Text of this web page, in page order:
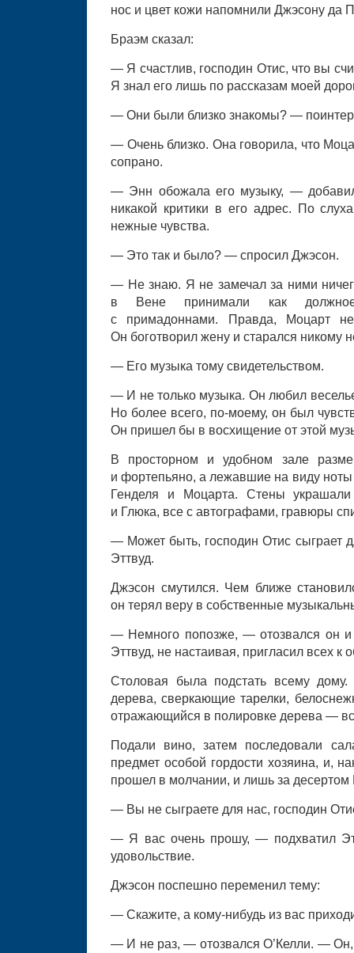
нос и цвет кожи напомнили Джэсону да
Браэм сказал:
— Я счастлив, господин Отис, что вы
Я знал его лишь по рассказам моей
— Они были близко знакомы? —
— Очень близко. Она говорила, что
сопрано.
— Энн обожала его музыку, —
никакой критики в его адрес. По
нежные чувства.
— Это так и было? — спросил Джэсон.
— Не знаю. Я не замечал за ними
в Вене принимали как
с примадоннами. Правда, Моцарт
Он боготворил жену и старался никому
— Его музыка тому свидетельством.
— И не только музыка. Он любил
Но более всего, по-моему, он был
Он пришел бы в восхищение от этой
В просторном и удобном зале
и фортепьяно, а лежавшие на виду
Генделя и Моцарта. Стены
и Глюка, все с автографами, гравюры
— Может быть, господин Отис сыграет
Эттвуд.
Джэсон смутился. Чем ближе
он терял веру в собственные
— Немного попозже, — отозвался он и
Эттвуд, не настаивая, пригласил всех к
Столовая была подстать всему
дерева, сверкающие тарелки,
отражающийся в полировке дерева —
Подали вино, затем последовали
предмет особой гордости хозяина, и,
прошел в молчании, и лишь за десертом
— Вы не сыграете для нас, господин
— Я вас очень прошу, — подхватил
удовольствие.
Джэсон поспешно переменил тему:
— Скажите, а кому-нибудь из вас
— И не раз, — отозвался О’Келли. — Он,